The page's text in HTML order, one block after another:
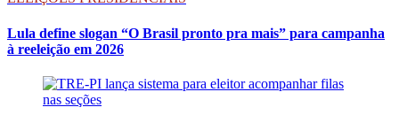
Lula define slogan “O Brasil pronto pra mais” para campanha
à reeleição em 2026